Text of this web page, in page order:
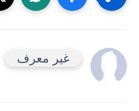
غير معرف